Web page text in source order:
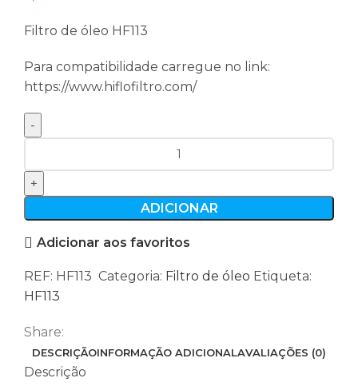
Filtro de óleo HF113
Para compatibilidade carregue no link:
https://www.hiflofiltro.com/
de
Filtro
HF113
ADICIONAR
Adicionar aos favoritos
REF: HF113 Categoria: Filtro de óleo Etiqueta:
HF113
Share:
DESCRIÇÃOINFORMAÇÃO ADICIONALAVALIAÇÕES (0)
Descrição